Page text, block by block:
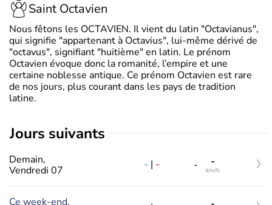
Saint Octavien
Nous fêtons les OCTAVIEN. Il vient du latin "Octavianus",
qui signifie "appartenant à Octavius", lui-même dérivé de
"octavus", signifiant "huitième" en latin. Le prénom
Octavien évoque donc la romanité, l’empire et une
certaine noblesse antique. Ce prénom Octavien est rare
de nos jours, plus courant dans les pays de tradition
latine.
jours suivants
Demain,
Vendredi 07
- | - - -
km/h
Ce week-end,